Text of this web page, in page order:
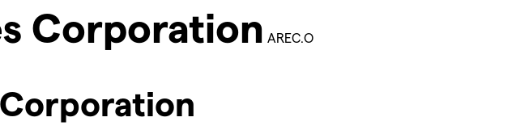
Corporation AREC.O